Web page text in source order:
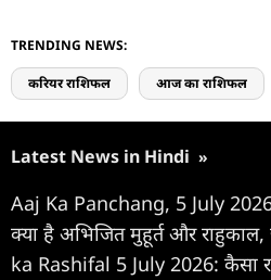
TRENDING NEWS:
करियर राशिफल आज का राशिफल
Latest News in Hindi »
Aaj Ka Panchang, 5 July
क्या है अभिजित मुहूर्त और
ka Rashifal 5 July 2026: कैसा